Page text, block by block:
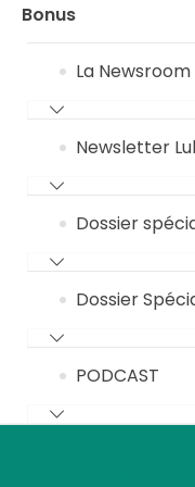
Bonus
La Newsroom
Newsletter
Dossier
Dossier
PODCAST